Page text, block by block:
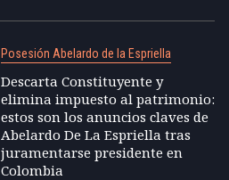
Posesión Abelardo de la Espriella
Descarta Constituyente y
elimina impuesto al patrimonio:
estos son los anuncios claves de
Abelardo De La Espriella tras
juramentarse presidente en
Colombia